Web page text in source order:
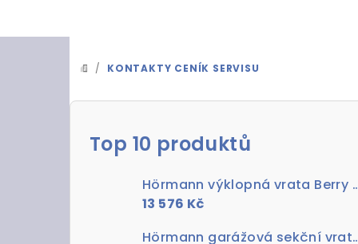
DOMŮ
/ KONTAKTY CENÍK SERVISU
P
Top 10 produktů
Hörmann výklopná
13 576 Kč
Hörmann garážová sekční vrata